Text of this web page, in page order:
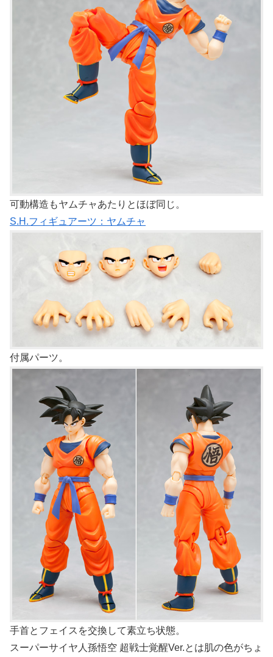
可動構造もヤムチャあたりとほぼ同じ。
S.H.フィギュアーツ：ヤムチャ
付属パーツ。
手首とフェイスを交換して素立ち状態。
スーパーサイヤ人孫悟空 超戦士覚醒Ver.とは肌の色がちょ